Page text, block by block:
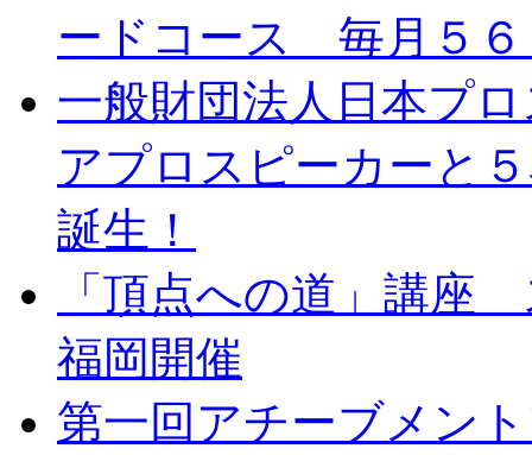
ードコース 毎月５
一般財団法人日本プ
アプロスピーカーと
誕生！
「頂点への道」講
福岡開催
第一回アチーブメン